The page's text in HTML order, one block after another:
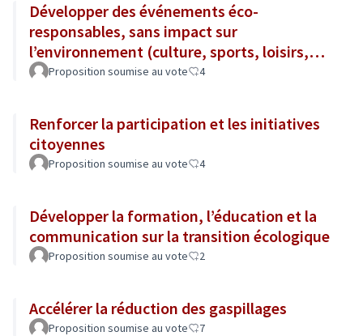
Développer des événements éco-
responsables, sans impact sur
l’environnement (culture, sports, loisirs,
tourisme...)
Proposition soumise au vote 4
Renforcer la participation et les initiatives
citoyennes
Proposition soumise au vote 4
Développer la formation, l’éducation et la
communication sur la transition écologique
Proposition soumise au vote 2
Accélérer la réduction des gaspillages
Proposition soumise au vote 7